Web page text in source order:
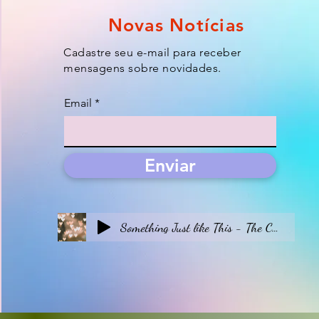
Novas Notícias
Cadastre seu e-mail para receber
mensagens sobre novidades.
Email
Enviar
Something Just like This - The Chainsmokers & Coldplay _ Cello Cover by Jodok Vuille